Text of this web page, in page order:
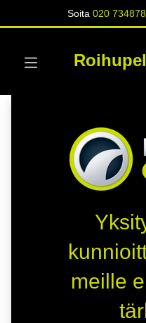
Soita020
meille